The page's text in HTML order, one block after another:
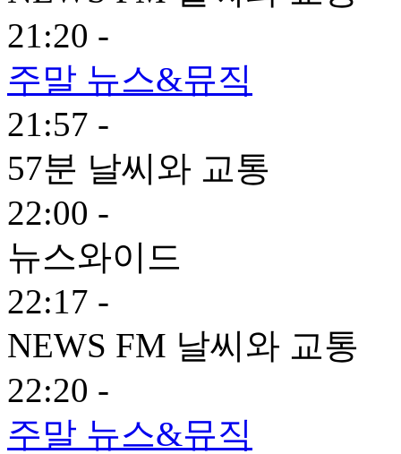
21:20 -
주말 뉴스&뮤직
21:57 -
57분 날씨와 교통
22:00 -
뉴스와이드
22:17 -
NEWS FM 날씨와 교통
22:20 -
주말 뉴스&뮤직